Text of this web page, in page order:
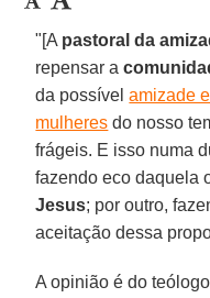
"[A pastoral da
repensar a
da possívelamizade
mulheres do nosso
frágeis. E isso numa
fazendo eco daquela
Jesus; por outro,
aceitação dessa
A opinião é do